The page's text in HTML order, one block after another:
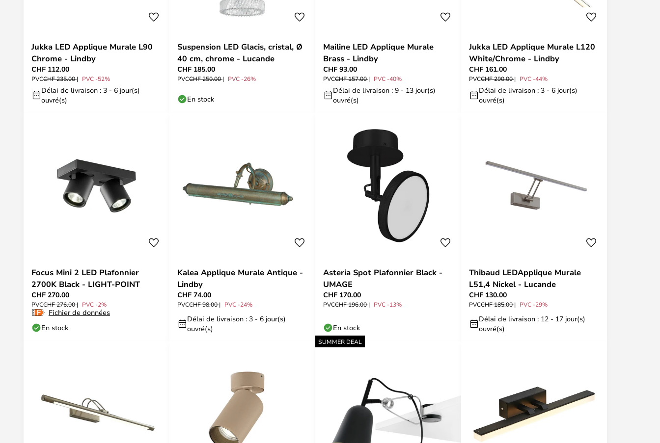
Jukka LED Applique Murale L90
Chrome - Lindby
CHF 112.00
PVCCHF 235.00 PVC -52%
Délai de livraison : 3 - 6 jour(s)
ouvré(s)
Suspension LED Glacis, cristal, Ø
40 cm, chrome - Lucande
CHF 185.00
PVCCHF 250.00 PVC -26%
En stock
Mailine LED Applique Murale
Brass - Lindby
CHF 93.00
PVCCHF 157.00 PVC -40%
Délai de livraison : 9 - 13 jour(s)
ouvré(s)
Jukka LED Applique Murale L120
White/Chrome - Lindby
CHF 161.00
PVCCHF 290.00 PVC -44%
Délai de livraison : 3 - 6 jour(s)
ouvré(s)
Focus Mini 2 LED Plafonnier
2700K Black - LIGHT-POINT
CHF 270.00
PVCCHF 276.00 PVC -2%
Fichier de données
En stock
Kalea Applique Murale Antique -
Lindby
CHF 74.00
PVCCHF 98.00 PVC -24%
Délai de livraison : 3 - 6 jour(s)
ouvré(s)
Asteria Spot Plafonnier Black -
UMAGE
CHF 170.00
PVCCHF 196.00 PVC -13%
En stock
Thibaud LEDApplique Murale
L51,4 Nickel - Lucande
CHF 130.00
PVCCHF 185.00 PVC -29%
Délai de livraison : 12 - 17 jour(s)
ouvré(s)
SUMMER DEAL